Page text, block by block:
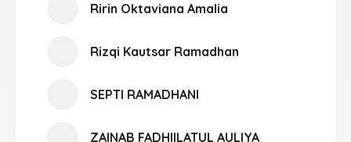
Ririn Oktaviana Amalia
Rizqi Kautsar Ramadhan
SEPTI RAMADHANI
ZAINAB FADHIILATUL AULIYA